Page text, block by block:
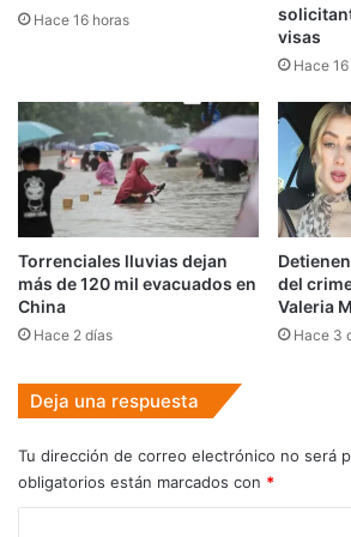
Hace 16 horas
visas
Hace
Torrenciales lluvias dejan
más de 120 mil evacuados en
China
Hace 2 días
del
Valeria
Hace 3
Deja una respuesta
Tu dirección de correo electrónico no será
obligatorios están marcados con *